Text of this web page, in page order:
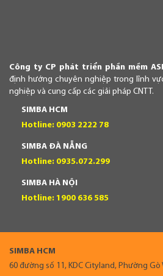
Công ty CP phát triển phần mềm
định hướng chuyên nghiệp trong lĩnh
nghiệp và cung cấp các giải pháp CNTT.
SIMBA HCM
Hotline: 0903 2222 78
SIMBA ĐÀ NẴNG
Hotline: 0935.072.299
SIMBA HÀ NỘI
Hotline: 1900 636 585
SIMBA HCM
60 đường số 11, KDC Cityland, Phường Gò